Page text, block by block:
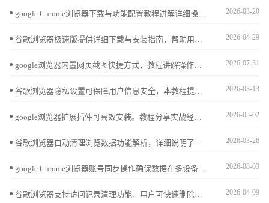
google Chrome浏览器下载与功能配置教程讲解详细操作步骤，帮助用户完成安装并优化功能设置，包括插件管理、界面调整及性能提升，提升浏览体验。 2026-03-20
谷歌浏览器极速版提供详细下载与安装指南，帮助用户快速完成安装并享受高性能、流畅的网页浏览体验。 2026-04-29
google浏览器内置网页截图快捷方式，教程讲解操作方法与应用场景，帮助用户快速保存所需内容，用于学习、分享或资料整理，提升使用效率。 2026-07-31
谷歌浏览器隐私设置可保障用户信息安全，本教程提供一键优化操作方法，包括痕迹清理、追踪防护及隐私增强技巧。 2026-03-13
google浏览器扩展插件可高效安装。教程分享实战经验，包括批量安装、权限设置和配置技巧，帮助用户快速管理插件，提高浏览器使用效率。 2026-05-02
谷歌浏览器自动清理浏览数据功能解析，详细说明了该功能如何自动清除缓存和历史记录，有效降低隐私泄露风险，提升浏览器安全性能和使用体验。 2026-03-26
google Chrome浏览器账号同步操作确保数据在多设备间一致，用户可以安全访问账户信息，保障数据安全。 2026-08-03
谷歌浏览器支持访问记录清理功能，用户可快速删除历史痕迹。结合隐私保护设置，可以避免信息泄露，保障更安全的浏览体验。 2026-04-09